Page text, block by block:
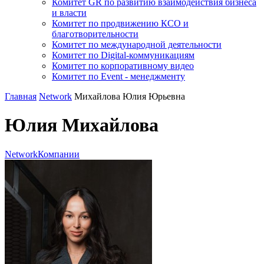
Комитет GR по развитию взаимодействия бизнеса
и власти
Комитет по продвижению КСО и
благотворительности
Комитет по международной деятельности
Комитет по Digital-коммуникациям
Комитет по корпоративному видео
Комитет по Event - менеджменту
Главная Network Михайлова Юлия Юрьевна
Юлия Михайлова
NetworkКомпании